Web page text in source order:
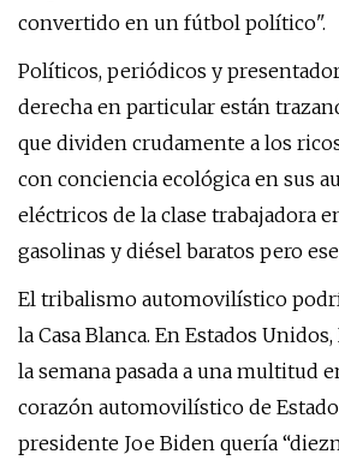
convertido en un fútbol político".
Políticos, periódicos y
derecha en particular están
que dividen crudamente a los
con conciencia ecológica en sus
eléctricos de la clase trabajadora
gasolinas y diésel baratos pero
El tribalismo automovilístico
la Casa Blanca. En Estados
la semana pasada a una multitud
corazón automovilístico de
presidente Joe Biden quería